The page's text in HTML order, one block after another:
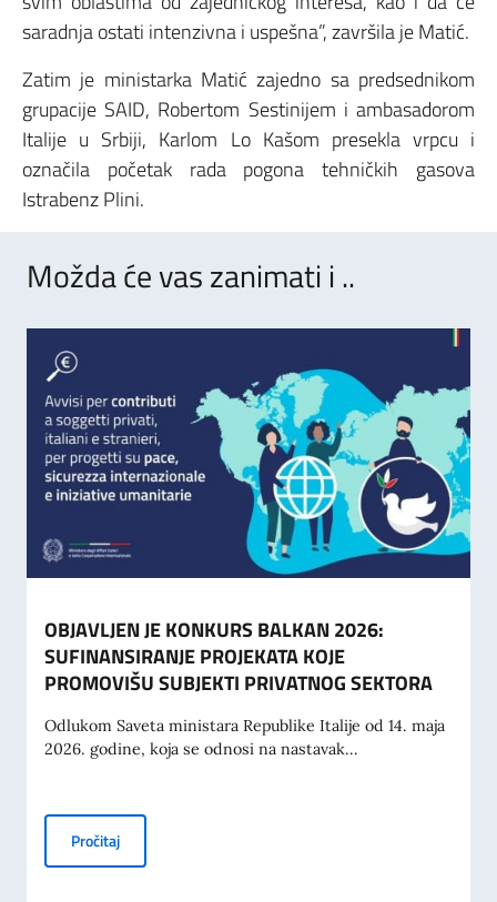
saradnja ostati intenzivna i uspešna”, završila je Matić.
Zatim je ministarka Matić zajedno sa predsednikom
grupacije SAID, Robertom Sestinijem i ambasadorom
Italije u Srbiji, Karlom Lo Kašom presekla vrpcu i
označila početak rada pogona tehničkih gasova
Istrabenz Plini.
Možda će vas zanimati i ..
OBJAVLJEN JE KONKURS BALKAN 2026:
SUFINANSIRANJE PROJEKATA KOJE
PROMOVIŠU SUBJEKTI PRIVATNOG SEKTORA
Odlukom Saveta ministara Republike Italije od 14. maja
2026. godine, koja se odnosi na nastavak...
PročitajOBJAVLJEN JE KONKURS BALKAN 2026: